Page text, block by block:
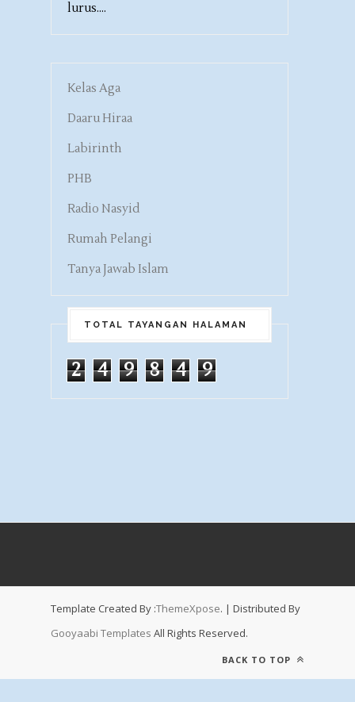
lurus....
Kelas Aga
Daaru Hiraa
Labirinth
PHB
Radio Nasyid
Rumah Pelangi
Tanya Jawab Islam
TOTAL TAYANGAN HALAMAN
2 4 9 8 4 9
Template Created By :ThemeXpose. | Distributed By
Gooyaabi Templates All Rights Reserved.
BACK TO TOP